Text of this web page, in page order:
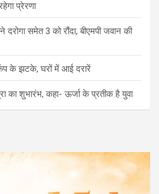
प्रेरणा
दरोगा समेत 3 को रौंदा, बीएमपी जवान की
के झटके, घरों में आई दरारें
का शुभारंभ, कहा- ऊर्जा के प्रतीक है युवा